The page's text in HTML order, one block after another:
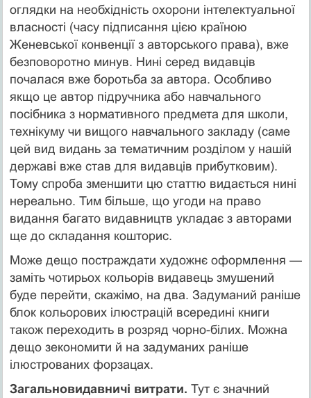
оглядки на необхідність охорони інтелектуальної
власності (часу підписання цією країною
Женевської конвенції з авторського права), вже
безповоротно минув. Нині серед видавців
почалася вже боротьба за автора. Особливо
якщо це автор підручника або навчального
посібника з нормативного предмета для школи,
технікуму чи вищого навчального закладу (саме
цей вид видань за тематичним розділом у нашій
державі вже став для видавців прибутковим).
Тому спроба зменшити цю статтю видається нині
нереально. Тим більше, що угоди на право
видання багато видавництв укладає з авторами
ще до складання кошторис.
Може дещо постраждати художнє оформлення —
заміть чотирьох кольорів видавець змушений
буде перейти, скажімо, на два. Задуманий раніше
блок кольорових ілюстрацій всередині книги
також переходить в розряд чорно-білих. Можна
дещо зекономити й на задуманих раніше
ілюстрованих форзацах.
Загальновидавничі витрати. Тут є значний